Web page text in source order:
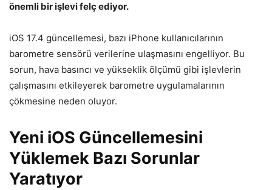
önemli bir işlevi felç ediyor.
iOS 17.4 güncellemesi, bazı iPhone kullanıcılarının
barometre sensörü verilerine ulaşmasını engelliyor. Bu
sorun, hava basıncı ve yükseklik ölçümü gibi işlevlerin
çalışmasını etkileyerek barometre uygulamalarının
çökmesine neden oluyor.
Yeni iOS Güncellemesini
Yüklemek Bazı Sorunlar
Yaratıyor